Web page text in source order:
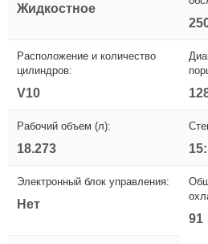
Жидкостное
Расположение и количество
цилиндров:
V10
Рабочий объем (л):
18.273
Электронный блок управления:
Нет
91